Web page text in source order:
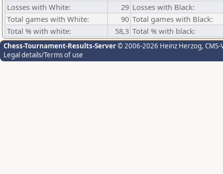
Losses with White:
29 Losses with Black:
Total games with White:
90 Total games with Black:
Total % with white:
58,3 Total % with black:
Chess-Tournament-Results-Server© 2006-2026 Heinz Herzog,
Legal details/Terms of use